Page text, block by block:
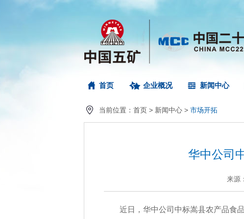
首页 企业概况 新闻中心
当前位置： 首页 > 新闻中心 > 市场开拓
华中公司
来源
近日，华中公司中标嵩县农产品食品